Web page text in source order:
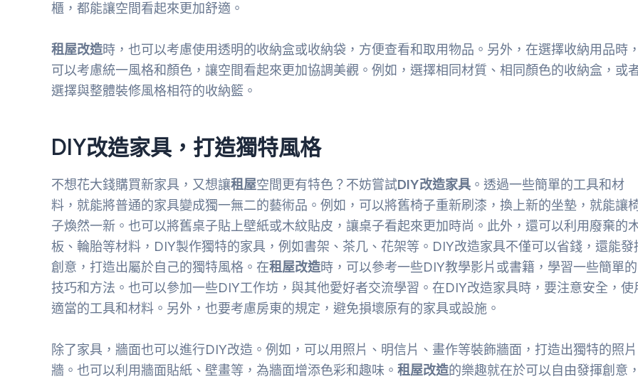
櫃，都能讓空間看起來更加舒適。
租屋改造時，也可以考慮使用透明的收納盒或收納袋，方便查看和取用物品。另外，在選擇收納用品時，
可以考慮統一風格和顏色，讓空間看起來更加協調美觀。例如，選擇相同材質、相同顏色的收納盒，或
選擇與整體裝修風格相符的收納籃。
DIY改造家具，打造獨特風格
不想花大錢購買新家具，又想讓租屋空間更有特色？不妨嘗試DIY改造家具 。透過一些簡單的工具和材
料，就能將普通的家具變成獨一無二的藝術品。例如，可以將舊椅子重新刷漆，換上新的坐墊，就能讓
子煥然一新。也可以將舊桌子貼上壁紙或木紋貼皮，讓桌子看起來更加時尚。此外，還可以利用廢棄的
板、輪胎等材料，DIY製作獨特的家具，例如書架、茶几、花架等。DIY改造家具不僅可以省錢，還能發
創意，打造出屬於自己的獨特風格。在租屋改造時，可以參考一些DIY教學影片或書籍，學習一些簡單的
技巧和方法。也可以參加一些DIY工作坊，與其他愛好者交流學習。在DIY改造家具時，要注意安全，使
適當的工具和材料。另外，也要考慮房東的規定，避免損壞原有的家具或設施。
除了家具，牆面也可以進行DIY改造。例如，可以用照片、明信片、畫作等裝飾牆面，打造出獨特的照片
牆。也可以利用牆面貼紙、壁畫等，為牆面增添色彩和趣味。 租屋改造的樂趣就在於可以自由發揮創意，